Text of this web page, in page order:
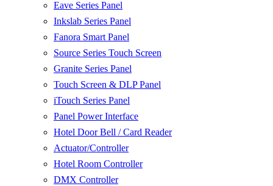
Eave Series Panel
Inkslab Series Panel
Fanora Smart Panel
Source Series Touch Screen
Granite Series Panel
Touch Screen & DLP Panel
iTouch Series Panel
Panel Power Interface
Hotel Door Bell / Card Reader
Actuator/Controller
Hotel Room Controller
DMX Controller